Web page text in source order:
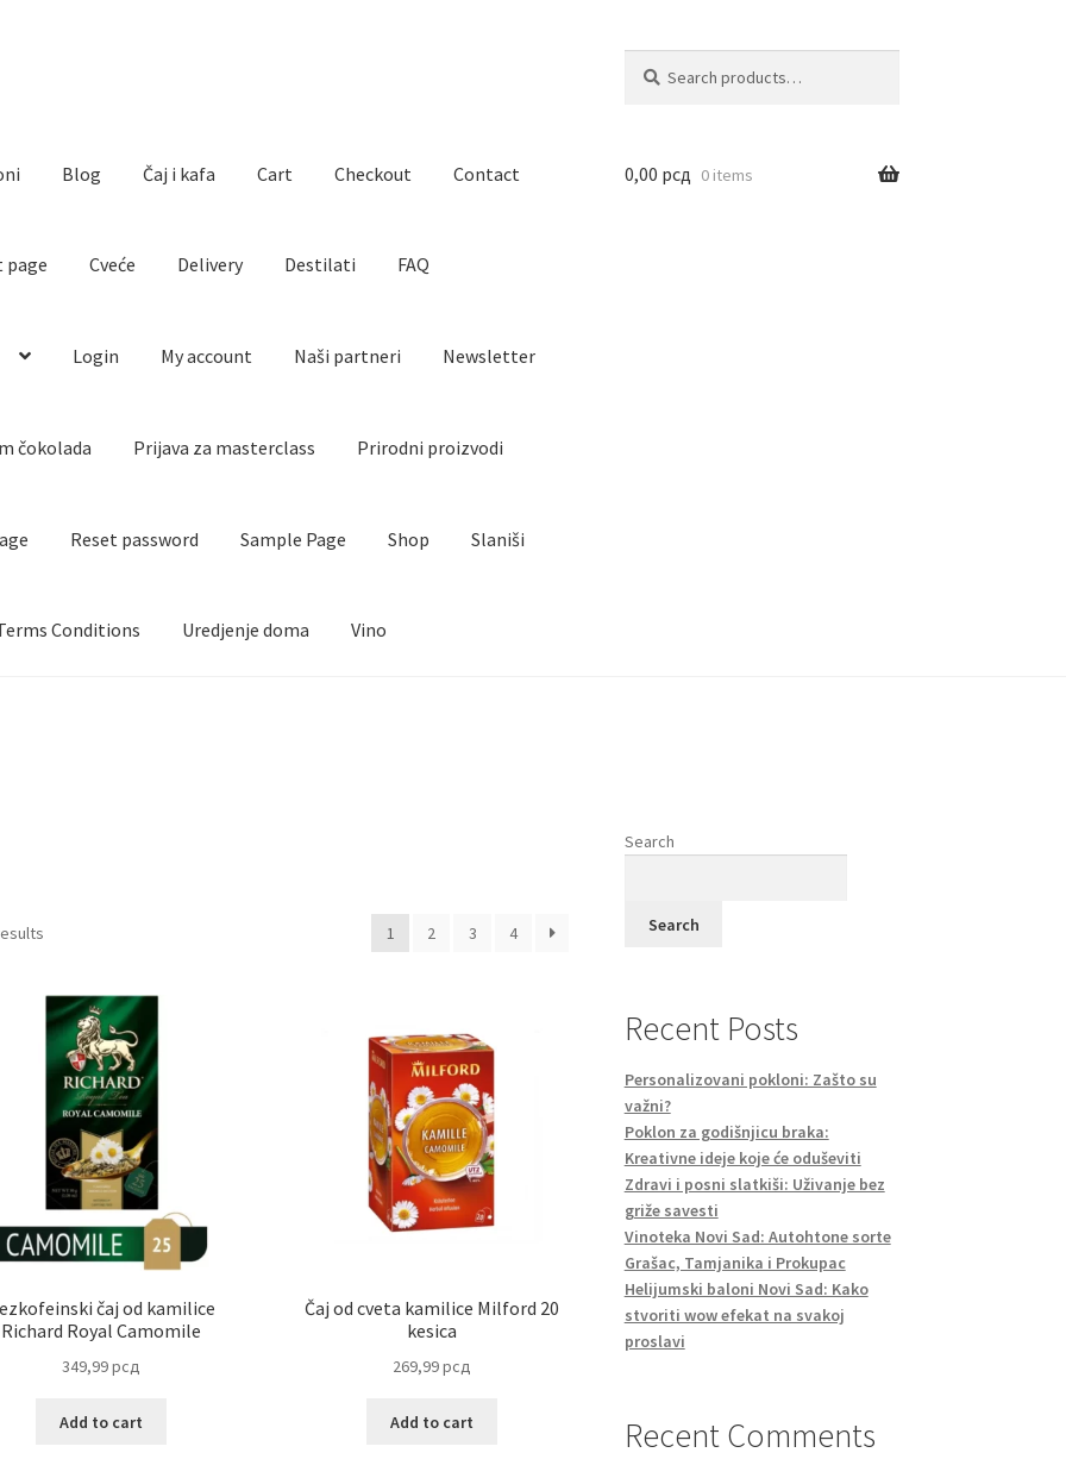
for:
Blog Čaj i kafa Cart Checkout Contact
page Cveće Delivery Destilati FAQ
Login My account Naši partneri Newsletter
čokolada Prijava za masterclass Prirodni proizvodi
Reset password Sample Page Shop Slaniši
Conditions Uredjenje doma Vino
0,00 рсд 0 items
1 2 3 4
čaj od kamilice
Richard Royal Camomile
349,99рсд
Add to cart
Čaj od cveta kamilice Milford 20
kesica
269,99рсд
Add to cart
Search
Search
Recent Posts
Personalizovani pokloni: Zašto su
važni?
Poklon za godišnjicu braka:
Kreativne ideje koje će oduševiti
Zdravi i posni slatkiši: Uživanje bez
griže savesti
Vinoteka Novi Sad: Autohtone sorte
Grašac, Tamjanika i Prokupac
Helijumski baloni Novi Sad: Kako
stvoriti wow efekat na svakoj
proslavi
Recent Comments